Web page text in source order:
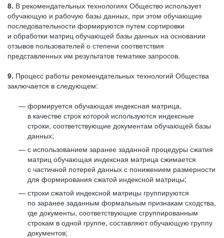
8. В рекомендательных технологиях Общество использует
обучающую и рабочую базы данных, при этом обучающие
последовательности формируются путем сортировки
и обработки матриц обучающей базы данных на основании
отзывов пользователей о степени соответствия
представленных им результатов тематике запросов.
9. Процесс работы рекомендательных технологий Общества
заключается в следующем:
формируется обучающая индексная матрица,
в качестве строк которой используются индексные
строки, соответствующие документам обучающей базы
данных;
с использованием заранее заданной процедуры сжатия
матриц обучающая индексная матрица сжимается
с частичной потерей данных с понижением размерности
для формирования сжатой индексной матрицы;
строки сжатой индексной матрицы группируются
по заранее заданным формальным признакам сходства,
где документы, соответствующие сгруппированным
строкам в одной группе, составляют обучающую группу
документов;